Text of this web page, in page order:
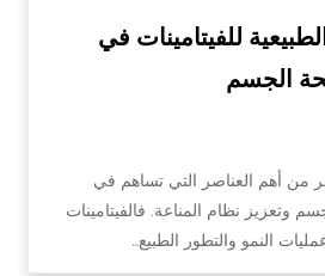
للفيتامينات في
الجسم
من أهم العناصر التي تساهم في
وتعزيز نظام المناعة. فالفيتامينات
النمو والتطور الطبيع…